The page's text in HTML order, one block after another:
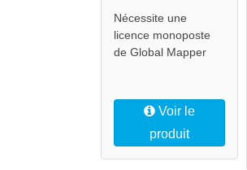
Nécessite une
licence monoposte
de Global Mapper
Voir le
produit